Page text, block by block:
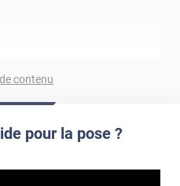
contenu
pour la pose ?